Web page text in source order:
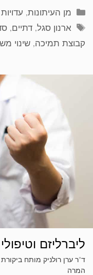
קטגוריות
מן העיתונות, עדויות
תגיות
ארנון סגל,דתיים,
קבוצת תמיכה, שינוי
ליברליזם
ד"ר ערן רולניק מותח
המרה